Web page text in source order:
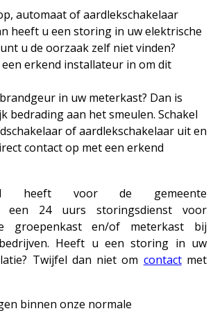
automaat of aardlekschakelaar
heeft u een storing in uw elektrische
u de oorzaak zelf niet vinden?
een erkend installateur in om dit
in uw meterkast? Dan is
bedrading aan het smeulen. Schakel
of aardlekschakelaar uit en
contact op met een erkend
heeft voor de gemeente
een 24 uurs storingsdienst voor
groepenkast en/of meterkast bij
Heeft u een storing in uw
Twijfel dan niet om contactmet
binnen onze normale